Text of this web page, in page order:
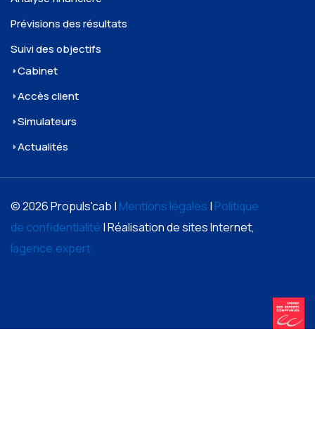
Prévisions des résultats
Suivi des objectifs
Cabinet
Accès client
Simulateurs
Actualités
© 2026 Propuls'cab | Mentions légales | Politique
de confidentialité | Réalisation de sites Internet,
lagence.expert